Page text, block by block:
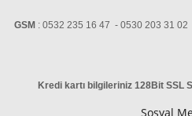
GSM : 0532 235 16 47 - 0530 203
Kredi kartı bilgileriniz 128Bit SSL
Sosyal